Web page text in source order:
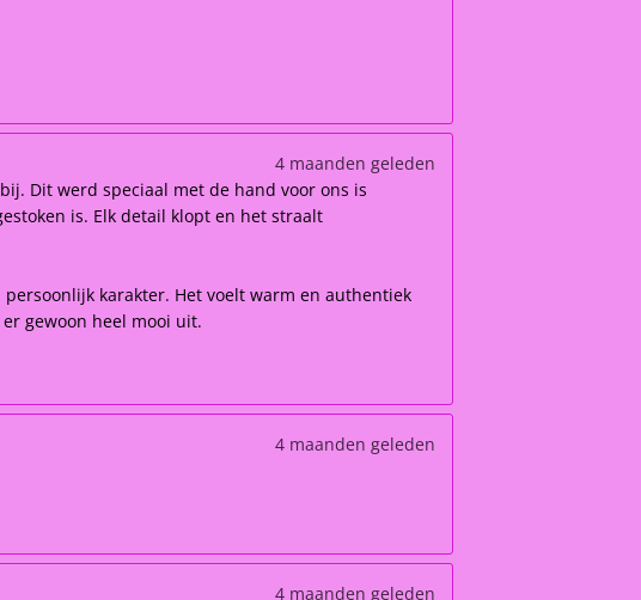
4 maanden geleden
Dit werd speciaal met de hand voor ons is
is. Elk detail klopt en het straalt
karakter. Het voelt warm en authentiek
gewoon heel mooi uit.
4 maanden geleden
4 maanden geleden